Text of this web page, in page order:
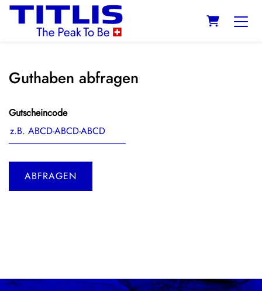
Guthaben abfragen
Gutscheincode
ABFRAGEN